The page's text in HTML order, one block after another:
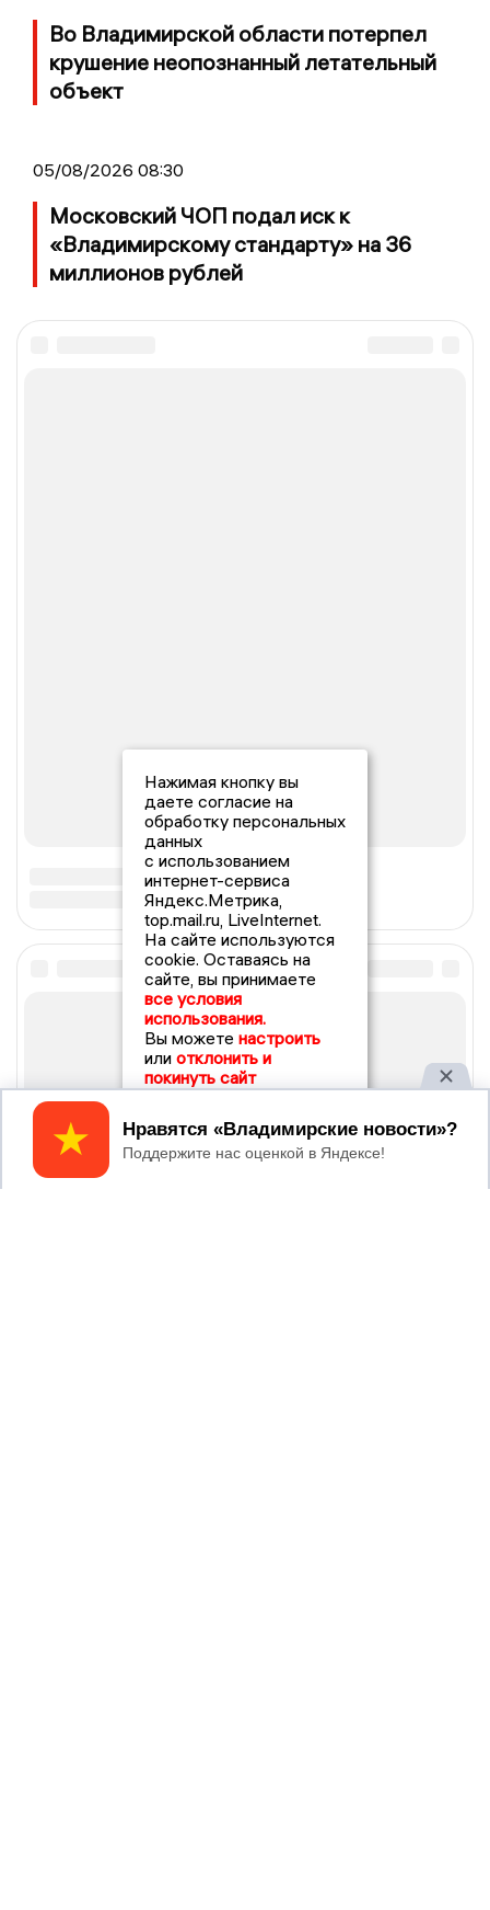
Во Владимирской области потерпел
крушение неопознанный летательный
объект
05/08/2026 08:30
Московский ЧОП подал иск к
«Владимирскому стандарту» на 36
миллионов рублей
Нажимая кнопку вы
даете согласие на
обработку персональных
данных
с использованием
интернет-сервиса
Яндекс.Метрика,
top.mail.ru, LiveInternet.
На сайте используются
cookie. Оставаясь на
сайте, вы принимаете
все условия
использования.
Вы можете настроить
или отклонить и
покинуть сайт
Принять